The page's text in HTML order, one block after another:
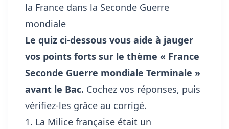
la France dans la Seconde Guerre
mondiale
Le quiz ci-dessous vous aide à jauger
vos points forts sur le thème « France
Seconde Guerre mondiale Terminale »
avant le Bac. Cochez vos réponses, puis
vérifiez-les grâce au corrigé.
1. La Milice française était un